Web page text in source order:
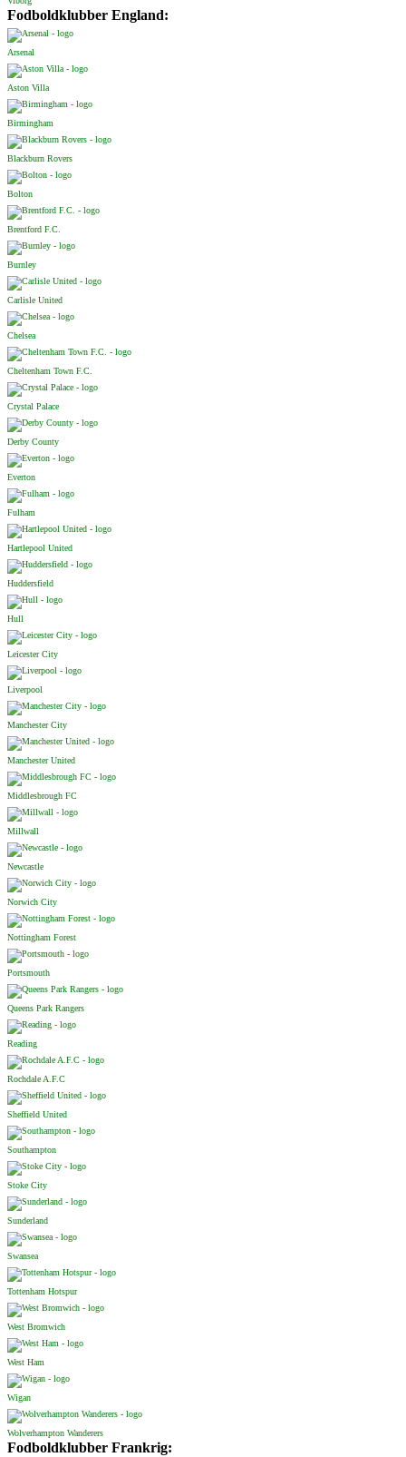
Fodboldklubber England:
Arsenal
Aston Villa
Birmingham
Blackburn Rovers
Bolton
Brentford F.C.
Burnley
Carlisle United
Chelsea
Cheltenham Town F.C.
Crystal Palace
Derby County
Everton
Fulham
Hartlepool United
Huddersfield
Hull
Leicester City
Liverpool
Manchester City
Manchester United
Middlesbrough FC
Millwall
Newcastle
Norwich City
Nottingham Forest
Portsmouth
Queens Park Rangers
Reading
Rochdale A.F.C
Sheffield United
Southampton
Stoke City
Sunderland
Swansea
Tottenham Hotspur
West Bromwich
West Ham
Wigan
Wolverhampton Wanderers
Fodboldklubber Frankrig: